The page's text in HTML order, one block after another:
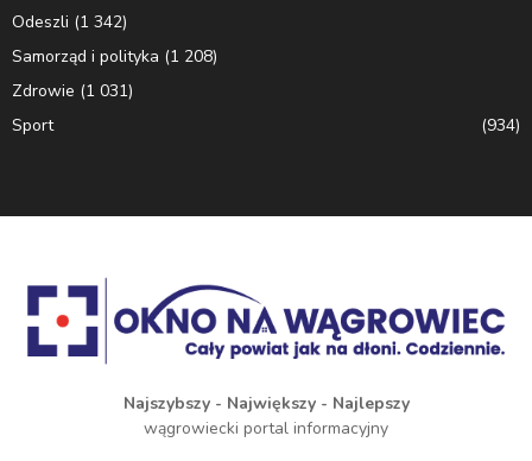
Odeszli (1 342)
Samorząd i polityka (1 208)
Zdrowie (1 031)
Sport
(934)
Najszybszy - Największy - Najlepszy
wągrowiecki portal informacyjny